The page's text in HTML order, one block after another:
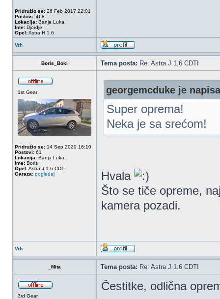
Pridružio se: 26 Feb 2017 22:01
Postovi: 468
Lokacija: Banja Luka
Ime: Djordje
Opel:Astra H 1.6
Vrh
Boris_Boki Tema posta: Re: Astra J 1.6 CDTI
1st Gear
Pridružio se: 14 Sep 2020 16:10
Postovi: 61
Lokacija: Banja Luka
Ime: Boris
Opel:Astra J 1.6 CDTI
Garaza: pogledaj
georgemcduke je
Super oprema!
Neka je sa srećom!
Hvala
Što se tiče opreme,
kamera pozadi.
Vrh
_Mita Tema posta: Re: Astra J 1.6 CDTI
3rd Gear
Čestitke, odlična